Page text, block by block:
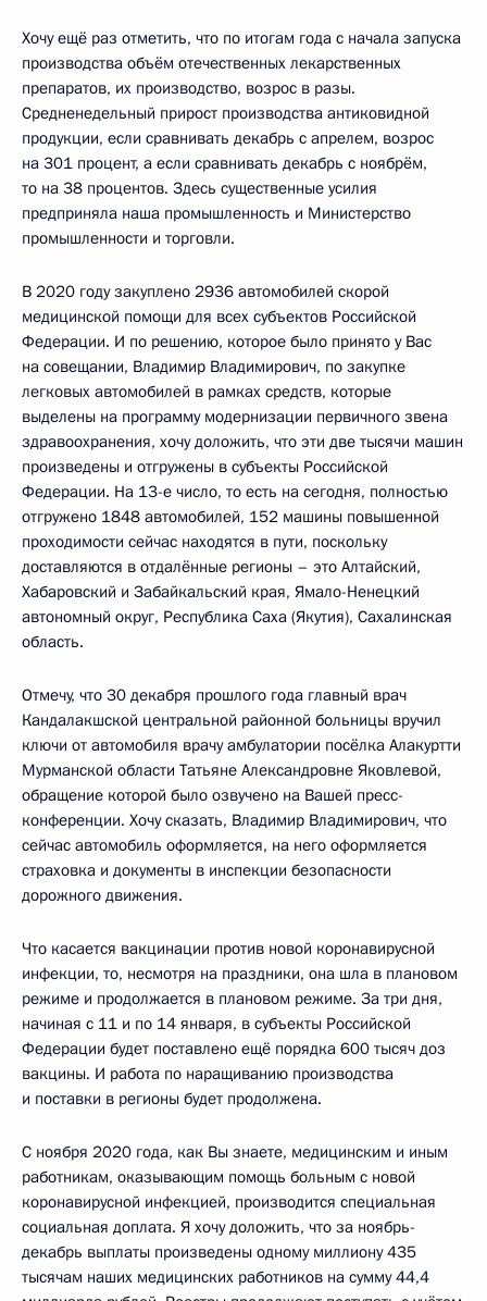
Хочу ещё раз отметить, что по итогам года с начала запуска
производства объём отечественных лекарственных
препаратов, их производство, возрос в разы.
Средненедельный прирост производства антиковидной
продукции, если сравнивать декабрь с апрелем, возрос
на 301 процент, а если сравнивать декабрь с ноябрём,
то на 38 процентов. Здесь существенные усилия
предприняла наша промышленность и Министерство
промышленности и торговли.
В 2020 году закуплено 2936 автомобилей скорой
медицинской помощи для всех субъектов Российской
Федерации. И по решению, которое было принято у Вас
на совещании, Владимир Владимирович, по закупке
легковых автомобилей в рамках средств, которые
выделены на программу модернизации первичного звена
здравоохранения, хочу доложить, что эти две тысячи машин
произведены и отгружены в субъекты Российской
Федерации. На 13-е число, то есть на сегодня, полностью
отгружено 1848 автомобилей, 152 машины повышенной
проходимости сейчас находятся в пути, поскольку
доставляются в отдалённые регионы – это Алтайский,
Хабаровский и Забайкальский края, Ямало-Ненецкий
автономный округ, Республика Саха (Якутия), Сахалинская
область.
Отмечу, что 30 декабря прошлого года главный врач
Кандалакшской центральной районной больницы вручил
ключи от автомобиля врачу амбулатории посёлка Алакуртти
Мурманской области Татьяне Александровне Яковлевой,
обращение которой было озвучено на Вашей пресс-
конференции. Хочу сказать, Владимир Владимирович, что
сейчас автомобиль оформляется, на него оформляется
страховка и документы в инспекции безопасности
дорожного движения.
Что касается вакцинации против новой коронавирусной
инфекции, то, несмотря на праздники, она шла в плановом
режиме и продолжается в плановом режиме. За три дня,
начиная с 11 и по 14 января, в субъекты Российской
Федерации будет поставлено ещё порядка 600 тысяч доз
вакцины. И работа по наращиванию производства
и поставки в регионы будет продолжена.
С ноября 2020 года, как Вы знаете, медицинским и иным
работникам, оказывающим помощь больным с новой
коронавирусной инфекцией, производится специальная
социальная доплата. Я хочу доложить, что за ноябрь-
декабрь выплаты произведены одному миллиону 435
тысячам наших медицинских работников на сумму 44,4